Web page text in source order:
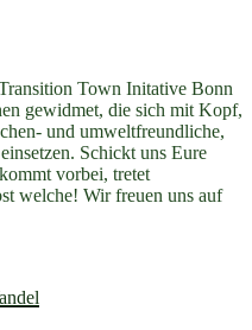
Town Initative Bonn
gewidmet, die sich mit Kopf,
und umweltfreundliche,
Schickt uns Eure
vorbei, tretet
welche! Wir freuen uns auf